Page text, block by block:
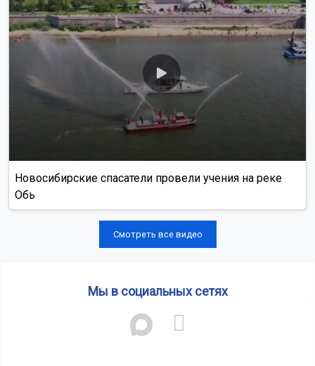
Новосибирские спасатели провели учения на реке
Обь
Смотреть все видео
Мы в социальных сетях